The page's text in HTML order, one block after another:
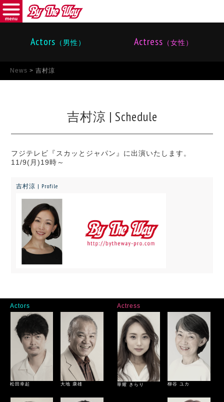
Actors （男性） Actress （女性）
News > 吉村涼
吉村涼 | Schedule
フジテレビ『スカッとジャパン』に出演いたします。
11/9(月)19時～
吉村涼 | Profile
Actors
松田幸起 大地 康雄
Actress
華耀 きらり 柳谷 ユカ